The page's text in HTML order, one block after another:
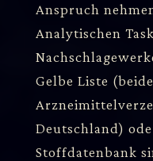
Anspruch
Analytischen
Gelbe Liste
Deutschland)
Stoffdatenbank